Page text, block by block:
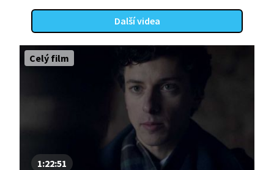
Další videa
Celý film
1:22:51